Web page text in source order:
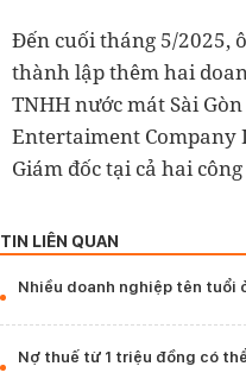
Đến cuối tháng 5/2025,
thành lập thêm hai
TNHH nước mát Sài
Entertaiment Company
Giám đốc tại cả hai công
TIN LIÊN QUAN
Nhiều doanh nghiệp tên tuổi
Nợ thuế từ 1 triệu đồng có